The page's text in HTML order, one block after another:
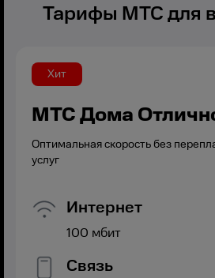
Тарифы МТС для
Хит
МТС Дома
Оптимальная скорость без
услуг
Интернет
100 мбит
Связь